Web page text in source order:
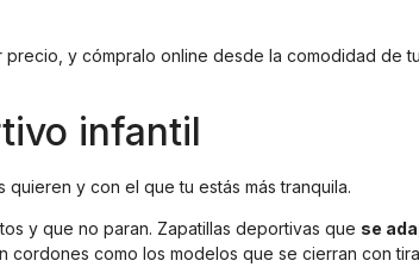
y cómpralo online desde la comodidad de
infantil
y con el que tu estás más tranquila.
y que no paran. Zapatillas deportivas que se
como los modelos que se cierran con